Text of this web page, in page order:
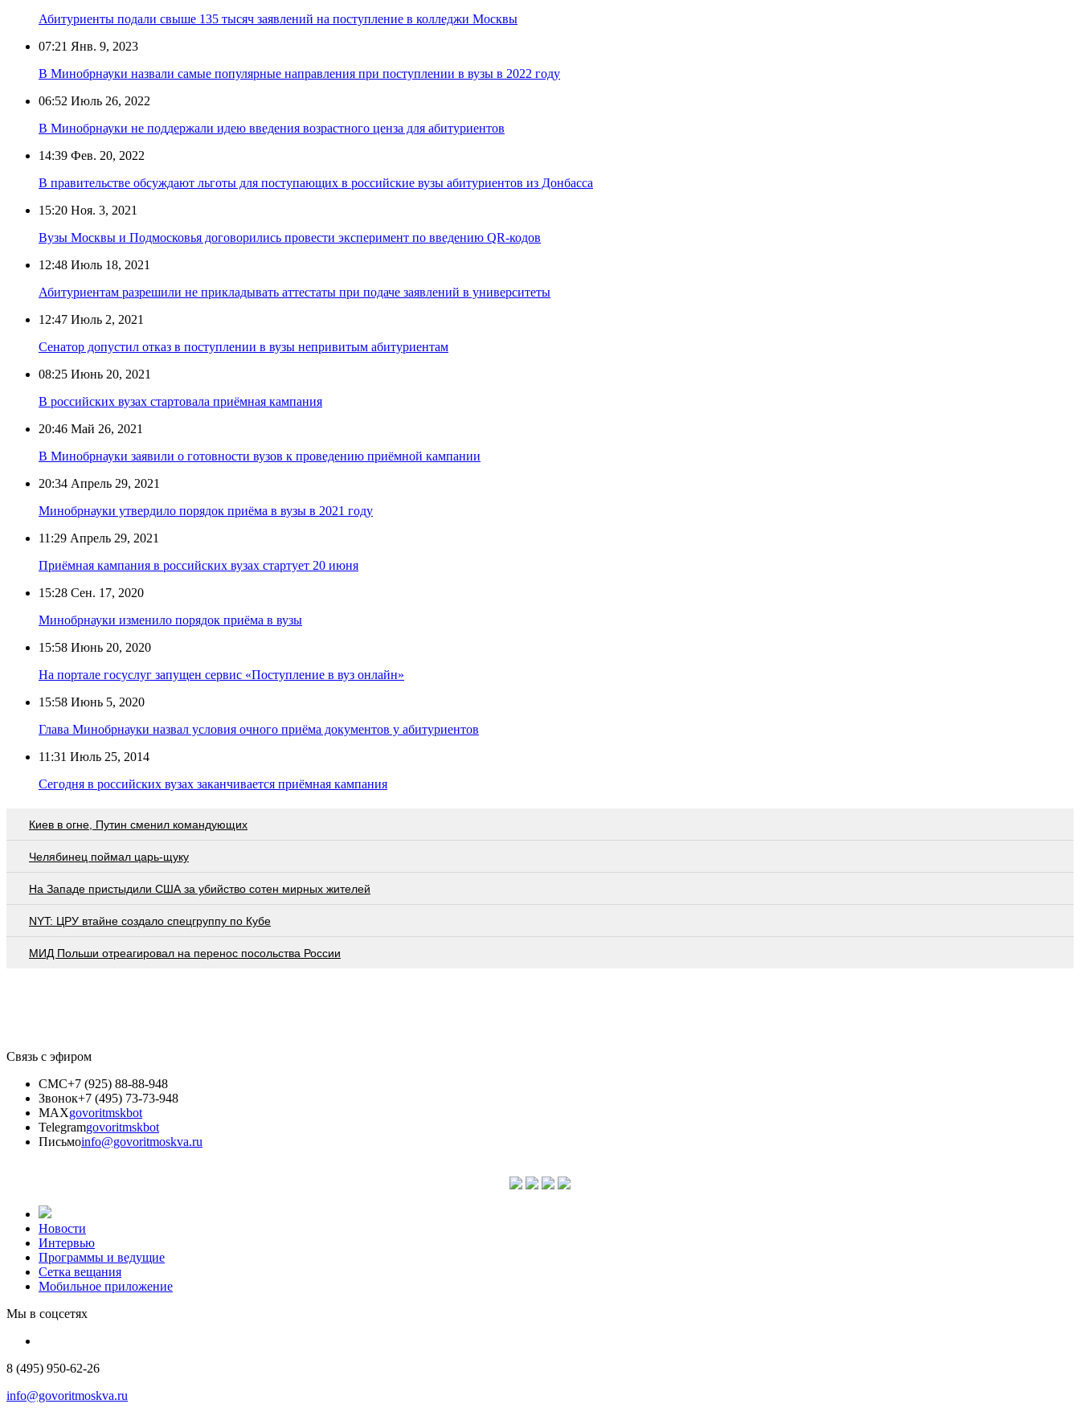
Абитуриенты подали свыше 135 тысяч заявлений на поступление в колледжи Москвы
07:21 Янв. 9, 2023
В Минобрнауки назвали самые популярные направления при поступлении в вузы в 2022 году
06:52 Июль 26, 2022
В Минобрнауки не поддержали идею введения возрастного ценза для абитуриентов
14:39 Фев. 20, 2022
В правительстве обсуждают льготы для поступающих в российские вузы абитуриентов из Донбасса
15:20 Ноя. 3, 2021
Вузы Москвы и Подмосковья договорились провести эксперимент по введению QR-кодов
12:48 Июль 18, 2021
Абитуриентам разрешили не прикладывать аттестаты при подаче заявлений в университеты
12:47 Июль 2, 2021
Сенатор допустил отказ в поступлении в вузы непривитым абитуриентам
08:25 Июнь 20, 2021
В российских вузах стартовала приёмная кампания
20:46 Май 26, 2021
В Минобрнауки заявили о готовности вузов к проведению приёмной кампании
20:34 Апрель 29, 2021
Минобрнауки утвердило порядок приёма в вузы в 2021 году
11:29 Апрель 29, 2021
Приёмная кампания в российских вузах стартует 20 июня
15:28 Сен. 17, 2020
Минобрнауки изменило порядок приёма в вузы
15:58 Июнь 20, 2020
На портале госуслуг запущен сервис «Поступление в вуз онлайн»
15:58 Июнь 5, 2020
Глава Минобрнауки назвал условия очного приёма документов у абитуриентов
11:31 Июль 25, 2014
Сегодня в российских вузах заканчивается приёмная кампания
Киев в огне, Путин сменил командующих
Челябинец поймал царь-щуку
На Западе пристыдили США за убийство сотен мирных жителей
NYT: ЦРУ втайне создало спецгруппу по Кубе
МИД Польши отреагировал на перенос посольства России
Связь с эфиром
СМС+7 (925) 88-88-948
Звонок+7 (495) 73-73-948
MAXgovoritmskbot
Telegramgovoritmskbot
Письмоinfo@govoritmoskva.ru
Новости
Интервью
Программы и ведущие
Сетка вещания
Мобильное приложение
Мы в соцсетях
8 (495) 950-62-26
info@govoritmoskva.ru